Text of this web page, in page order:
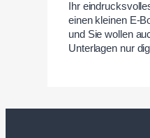
Ihr
einen kleinen E-
und Sie wollen
Unterlagen nur